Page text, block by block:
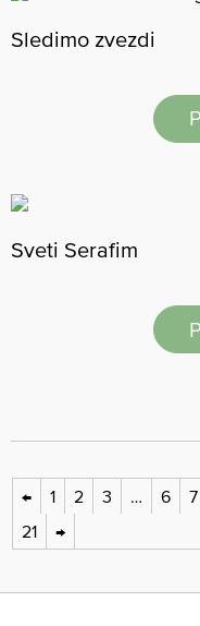
Sledimo zvezdi
Sveti Serafim
← 1 2 3 … 6 7
21
→